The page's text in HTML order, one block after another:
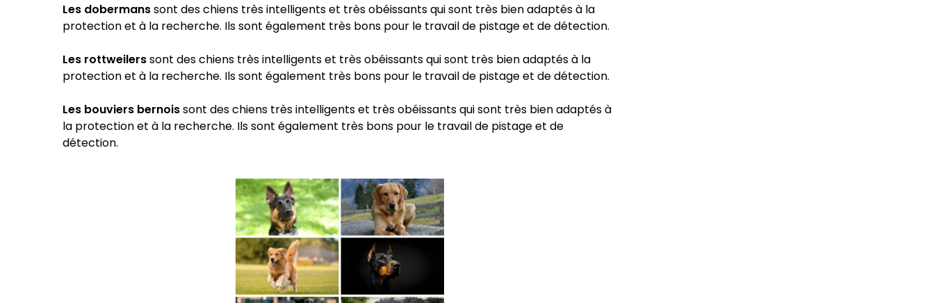
Les dobermanssont des chiens très intelligents et très obéissants qui sont très bien adaptés à la
protection et à la recherche. Ils sont également très bons pour le travail de pistage et de détection.
Les rottweilerssont des chiens très intelligents et très obéissants qui sont très bien adaptés à la
protection et à la recherche. Ils sont également très bons pour le travail de pistage et de détection.
Les bouviers bernoissont des chiens très intelligents et très obéissants qui sont très bien adaptés à
la protection et à la recherche. Ils sont également très bons pour le travail de pistage et de
détection.